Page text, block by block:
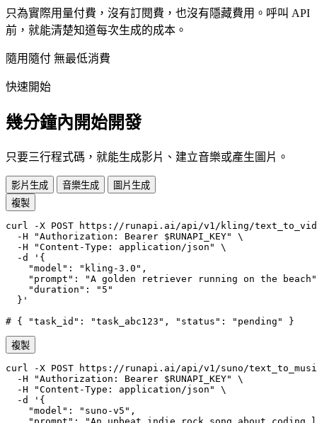
只為實際用量付費，沒有訂閱費，也沒有隱藏費用。呼叫 API
前，就能清楚知道每次生成的成本。
隨用隨付 無最低消費
快速開始
幾分鐘內開始開發
只要三行程式碼，就能生成影片、建立音樂或產生圖片。
影片生成 音樂生成
圖片生成
複製
curl -X POST https://runapi.ai/api/v1/kling/
  -H "Authorization: Bearer $RUNAPI_KEY" \
  -H "Content-Type: application/json" \
  -d '{
    "model": "kling-3.0",
"prompt": "A golden retriever running on the
    "duration": "5"
  }'
# { "task_id": "task_abc123", "status": "pending" }
複製
curl -X POST https://runapi.ai/api/v1/suno/
  -H "Authorization: Bearer $RUNAPI_KEY" \
  -H "Content-Type: application/json" \
  -d '{
    "model": "suno-v5",